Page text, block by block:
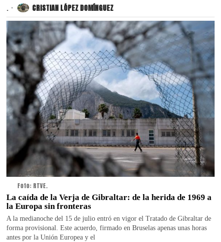
. CRISTIAN LÓPEZ DOMÍNGUEZ
Foto: RTVE.
La caída de la Verja de Gibraltar: de la herida de 1969 a
la Europa sin fronteras
A la medianoche del 15 de julio entró en vigor el Tratado de Gibraltar de
forma provisional. Este acuerdo, firmado en Bruselas apenas unas horas
antes por la Unión Europea y el